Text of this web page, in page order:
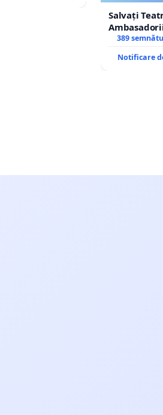
Salvați
389
Notificare